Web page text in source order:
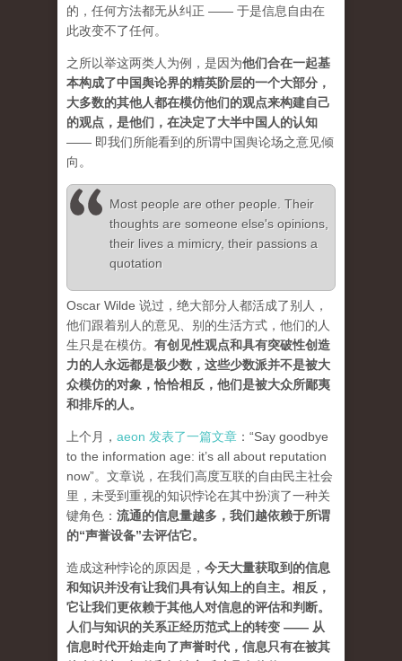
的，任何方法都无从纠正 —— 于是信息自由在
此改变不了任何。
之所以举这两类人为例，是因为他们合在一起基
本构成了中国舆论界的精英阶层的一个大部分，
大多数的其他人都在模仿他们的观点来构建自己
的观点，是他们，在决定了大半中国人的认知
—— 即我们所能看到的所谓中国舆论场之意见倾
向。
Most people are other people. Their
thoughts are someone else's opinions,
their lives a mimicry, their passions a
quotation
Oscar Wilde 说过，绝大部分人都活成了别人，
他们跟着别人的意见、别的生活方式，他们的人
生只是在模仿。 有创见性观点和具有突破性创造
力的人永远都是极少数，这些少数派并不是被大
众模仿的对象，恰恰相反，他们是被大众所鄙夷
和排斥的人。
上个月， aeon 发表了一篇文章 ：“Say goodbye
to the information age: it’s all about reputation
now”。文章说，在我们高度互联的自由民主社会
里，未受到重视的知识悖论在其中扮演了一种关
键角色： 流通的信息量越多，我们越依赖于所谓
的“声誉设备”去评估它。
造成这种悖论的原因是， 今天大量获取到的信息
和知识并没有让我们具有认知上的自主。相反，
它让我们更依赖于其他人对信息的评估和判断。
人们与知识的关系正经历范式上的转变 —— 从
信息时代开始走向了声誉时代，信息只有在被其